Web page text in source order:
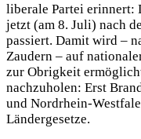
liberale Partei erinnert:
jetzt (am 8. Juli) nach
passiert. Damit wird –
Zaudern – auf
zur Obrigkeit
nachzuholen: Erst
und Nordrhein-
Ländergesetze.